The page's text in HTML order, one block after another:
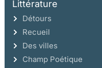
Littérature
Détours
Recueil
Des villes
Champ Poétique